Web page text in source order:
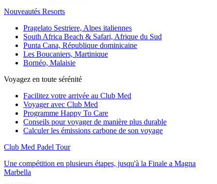
Nouveautés Resorts
Pragelato Sestriere, Alpes italiennes
South Africa Beach & Safari, Afrique du Sud
Punta Cana, République dominicaine
Les Boucaniers, Martinique
Bornéo, Malaisie
Voyagez en toute sérénité
Facilitez votre arrivée au Club Med
Voyager avec Club Med
Programme Happy To Care
Conseils pour voyager de manière plus durable
Calculer les émissions carbone de son voyage
Club Med Padel Tour
Une compétition en plusieurs étapes, jusqu'à la Finale a Magna
Marbella